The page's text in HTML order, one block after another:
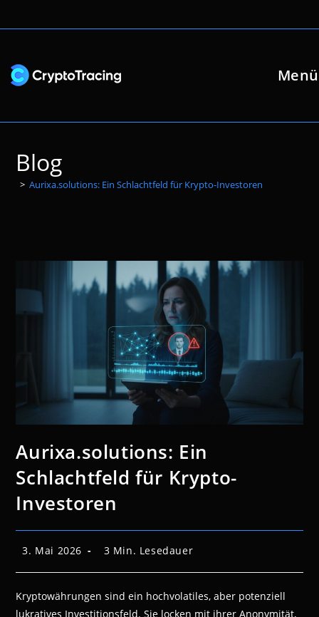
Inhalt
Menü
Blog
> Aurixa.solutions: Ein Schlachtfeld für Krypto-Investoren
Aurixa.solutions: Ein
Schlachtfeld für Krypto-
Investoren
Beitrag
3. Mai 2026 Lesedauer:
3 Min. Lesedauer
Kryptowährungen sind ein hochvolatiles, aber potenziell
lukratives Investitionsfeld. Sie locken mit ihrer Anonymität,